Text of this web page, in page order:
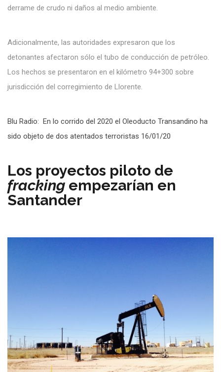
derrame de crudo ni daños al medio ambiente.
Adicionalmente, las autoridades expresaron que los
detonantes afectaron sólo el tubo de conducción de petróleo.
Los hechos se presentaron en el kilómetro 94+300 sobre
jurisdicción del corregimiento de Llorente.
Blu Radio: En lo corrido del 2020 el Oleoducto Transandino ha
sido objeto de dos atentados terroristas 16/01/20
Los proyectos piloto de
fracking empezarían en
Santander